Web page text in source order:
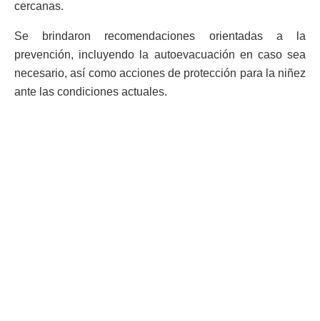
cercanas.
Se brindaron recomendaciones orientadas a la
prevención, incluyendo la autoevacuación en caso sea
necesario, así como acciones de protección para la niñez
ante las condiciones actuales.